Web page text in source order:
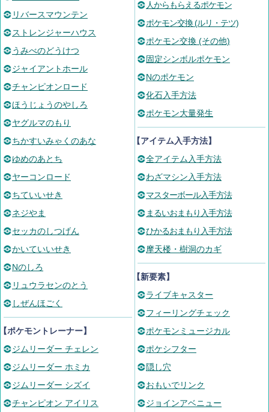
リバースマウンテン
ストレンジャーハウス
うみべのどうけつ
ジャイアントホール
チャンピオンロード
ほうじょうのやしろ
ヤグルマのもり
ちかすいみゃくのあな
ゆめのあとち
ヤーコンロード
ちていいせき
ネジやま
セッカのしつげん
かいていいせき
Nのしろ
リュウラセンのとう
しぜんほごく
ポケモントレーナー】
ジムリーダー チェレン
ジムリーダー ホミカ
ジムリーダー シズイ
チャンピオン アイリス
人からもらえるポケモン
ポケモン交換 (ルリ・テツ)
ポケモン交換 (その他)
固定シンボルポケモン
Nのポケモン
化石入手方法
ポケモン大量発生
【アイテム入手方法】
全アイテム入手方法
わざマシン入手方法
マスターボール入手方法
まるいおまもり入手方法
ひかるおまもり入手方法
摩天楼・樹洞のカギ
【新要素】
ライブキャスター
フィーリングチェック
ポケモンミュージカル
ポケシフター
隠し穴
おもいでリンク
ジョインアベニュー